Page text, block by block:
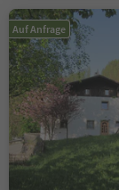
Auf Anfrage